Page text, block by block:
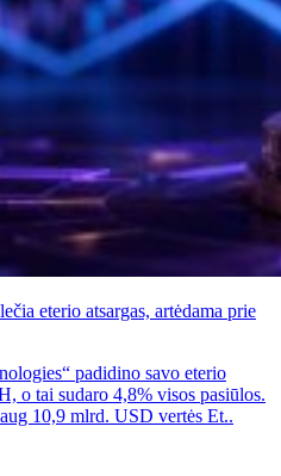
eterio atsargas, artėdama prie
padidino savo eterio
o tai sudaro 4,8% visos pasiūlos.
10,9 mlrd. USD vertės Et..